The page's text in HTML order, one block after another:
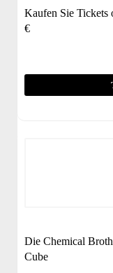
Kaufen Sie Tickets
€
Die Chemical
Cube